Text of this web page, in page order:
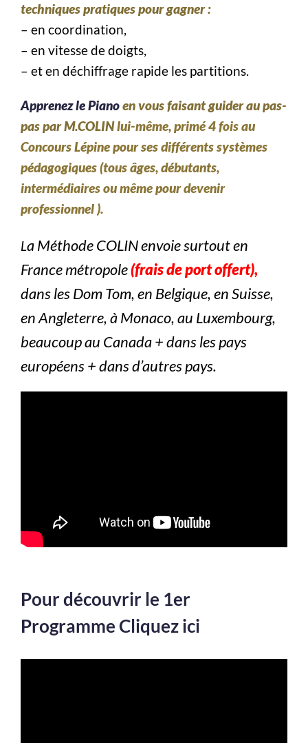
techniques pratiques pour gagner:
– en coordination,
– en vitesse de doigts,
– et en déchiffrage rapide les partitions.
Apprenez le Pianoen vous faisant guider au pas-
pas par M.COLINlui-même, primé 4 fois au
Concours Lépine pour ses différents systèmes
pédagogiques (tous âges, débutants,
intermédiaires ou même pour devenir
professionnel ).
La Méthode COLIN envoie surtout en
France métropole(frais de port offert),
dans les Dom Tom, en Belgique, en Suisse,
en Angleterre, à Monaco, au Luxembourg,
beaucoup au Canada + dans les pays
européens + dans d’autres pays.
Pour découvrir le 1er
Programme Cliquez ici